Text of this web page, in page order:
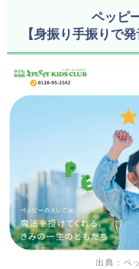
ペッピ
【身振り手振りで
出典：ペ